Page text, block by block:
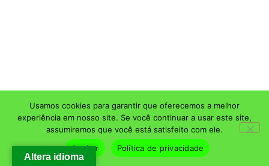
Altera idioma
Usamos cookies para garantir que oferecemos a melhor
experiência em nosso site. Se você continuar a usar este site,
assumiremos que você está satisfeito com ele.
Aceitar
Política de privacidade